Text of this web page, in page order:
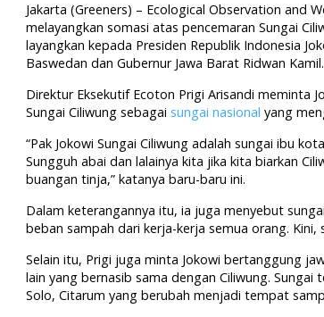
Jakarta (Greeners) – Ecological Observation and
melayangkan somasi atas pencemaran Sungai
layangkan kepada Presiden Republik Indonesia
Baswedan dan Gubernur Jawa Barat Ridwan Kamil.
Direktur Eksekutif Ecoton Prigi Arisandi meminta
Sungai Ciliwung sebagai sungai nasional yang
“Pak Jokowi Sungai Ciliwung adalah sungai ibu
Sungguh abai dan lalainya kita jika kita biarkan
buangan tinja,” katanya baru-baru ini.
Dalam keterangannya itu, ia juga menyebut
beban sampah dari kerja-kerja semua orang. Kini,
Selain itu, Prigi juga minta Jokowi bertanggung
lain yang bernasib sama dengan Ciliwung.
Solo, Citarum yang berubah menjadi tempat